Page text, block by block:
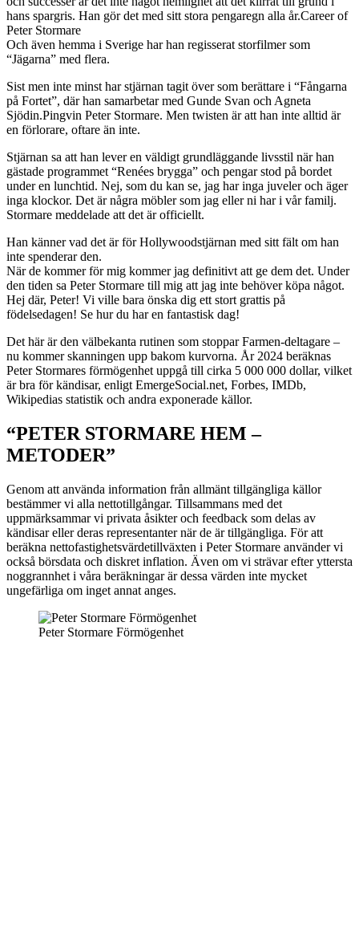
hans spargris. Han gör det med sitt stora pengaregn alla år.Career of
Peter Stormare
Och även hemma i Sverige har han regisserat storfilmer som
“Jägarna” med flera.
Sist men inte minst har stjärnan tagit över som berättare i “Fångarna
på Fortet”, där han samarbetar med Gunde Svan och Agneta
Sjödin.Pingvin Peter Stormare. Men twisten är att han inte alltid är
en förlorare, oftare än inte.
Stjärnan sa att han lever en väldigt grundläggande livsstil när han
gästade programmet “Renées brygga” och pengar stod på bordet
under en lunchtid. Nej, som du kan se, jag har inga juveler och äger
inga klockor. Det är några möbler som jag eller ni har i vår familj.
Stormare meddelade att det är officiellt.
Han känner vad det är för Hollywoodstjärnan med sitt fält om han
inte spenderar den.
När de kommer för mig kommer jag definitivt att ge dem det. Under
den tiden sa Peter Stormare till mig att jag inte behöver köpa något.
Hej där, Peter! Vi ville bara önska dig ett stort grattis på
födelsedagen! Se hur du har en fantastisk dag!
Det här är den välbekanta rutinen som stoppar Farmen-deltagare –
nu kommer skanningen upp bakom kurvorna. År 2024 beräknas
Peter Stormares förmögenhet uppgå till cirka 5 000 000 dollar, vilket
är bra för kändisar, enligt EmergeSocial.net, Forbes, IMDb,
Wikipedias statistik och andra exponerade källor.
“PETER STORMARE HEM –
METODER”
Genom att använda information från allmänt tillgängliga källor
bestämmer vi alla nettotillgångar. Tillsammans med det
uppmärksammar vi privata åsikter och feedback som delas av
kändisar eller deras representanter när de är tillgängliga. För att
beräkna nettofastighetsvärdetillväxten i Peter Stormare använder vi
också börsdata och diskret inflation. Även om vi strävar efter yttersta
noggrannhet i våra beräkningar är dessa värden inte mycket
ungefärliga om inget annat anges.
Peter Stormare Förmögenhet